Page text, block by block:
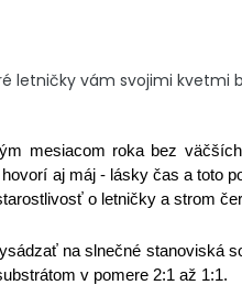
letničky vám svojimi kvetmi
mesiacom roka bez
aj máj - lásky čas a toto
o letničky a strom
na slnečné stanoviská
v pomere 2:1 až 1:1.